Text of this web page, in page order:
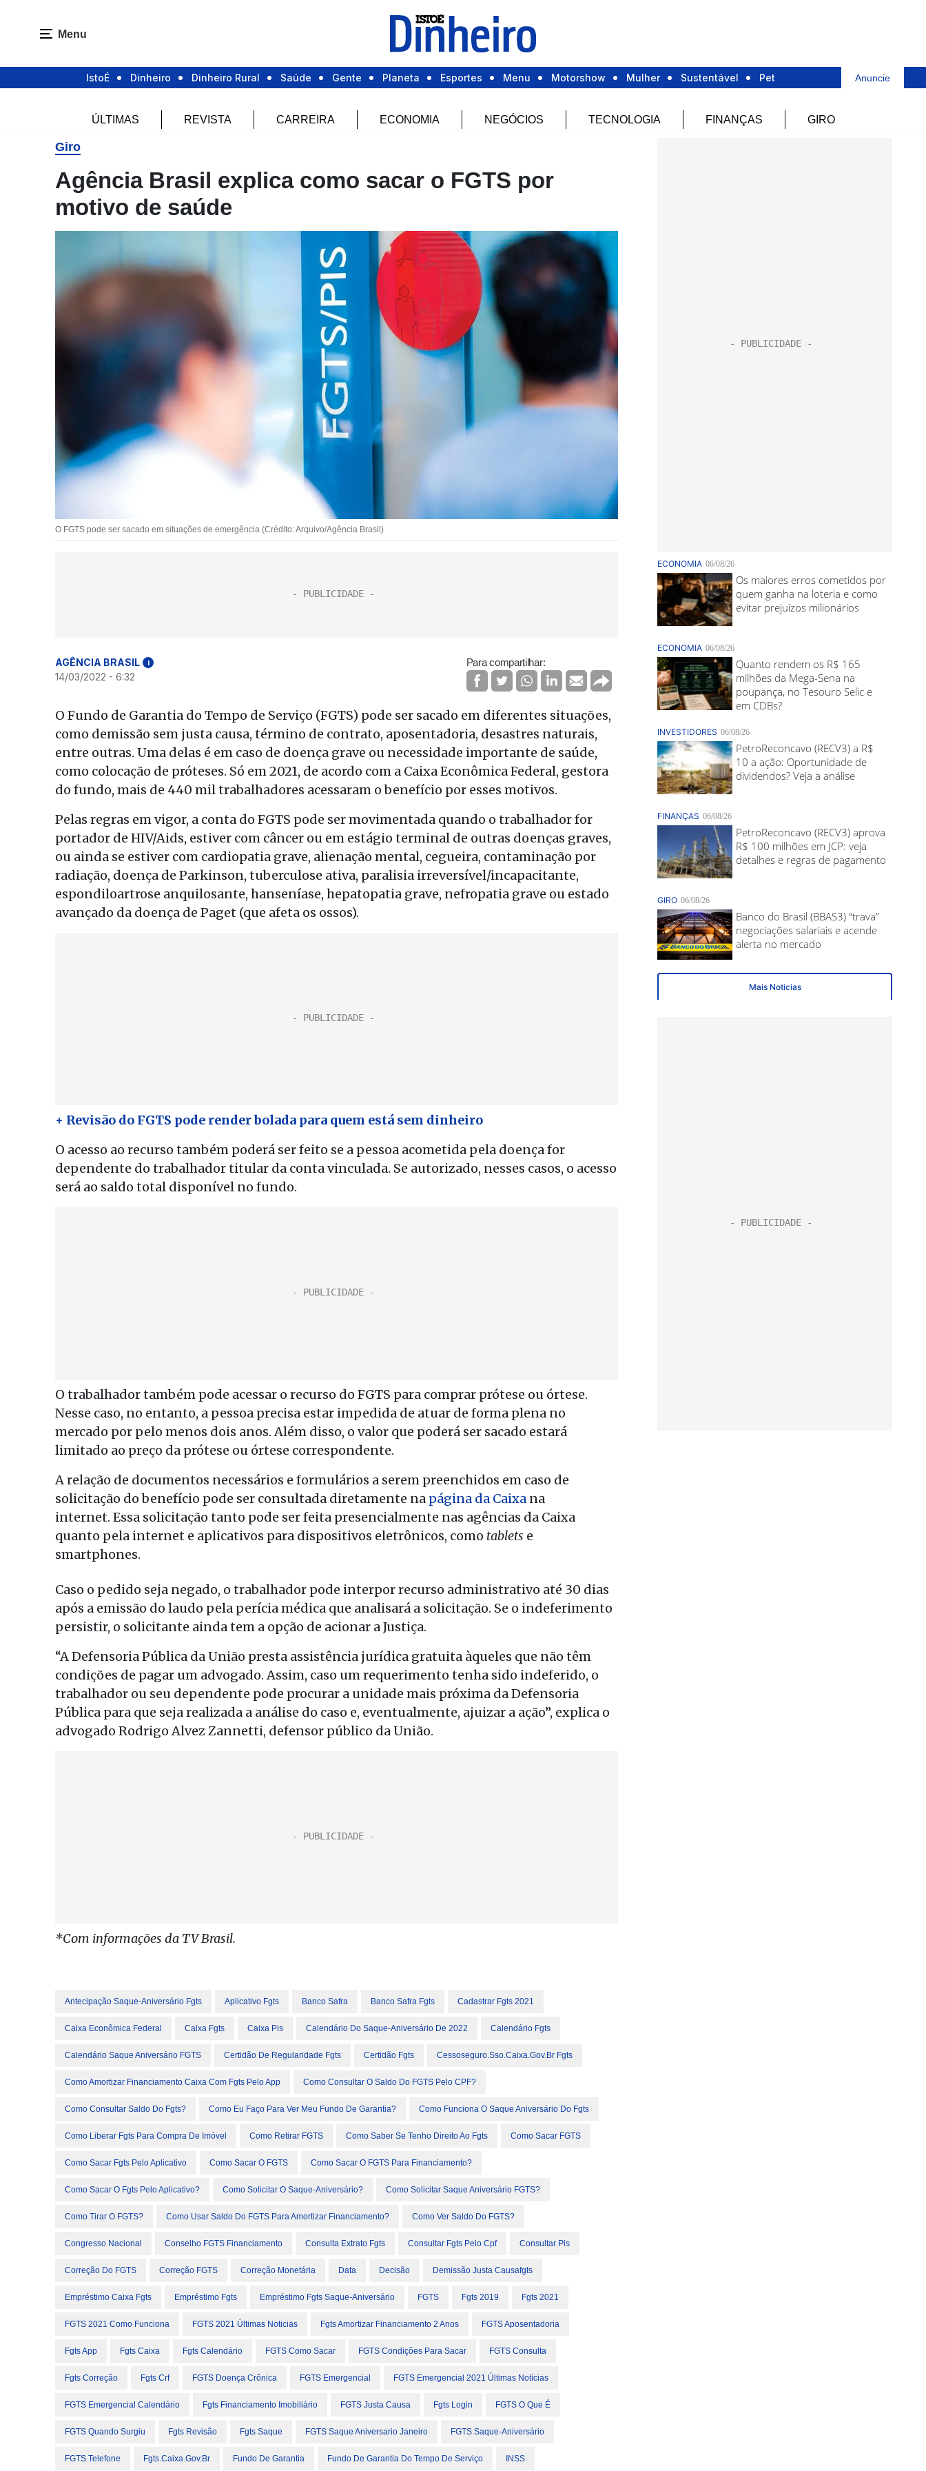
Menu
IstoÉ Dinheiro Dinheiro Rural Saúde Gente Planeta Esportes Menu Motorshow Mulher Sustentável Pet Anuncie
ÚLTIMAS REVISTA CARREIRA ECONOMIA NEGÓCIOS TECNOLOGIA FINANÇAS GIRO
Giro
Agência Brasil explica como sacar o FGTS por
motivo de saúde
O FGTS pode ser sacado em situações de emergência (Crédito: Arquivo/Agência Brasil)
AGÊNCIA BRASIL i
14/03/2022 - 6:32
Para compartilhar:
O Fundo de Garantia do Tempo de Serviço (FGTS) pode ser sacado em diferentes situações,
como demissão sem justa causa, término de contrato, aposentadoria, desastres naturais,
entre outras. Uma delas é em caso de doença grave ou necessidade importante de saúde,
como colocação de próteses. Só em 2021, de acordo com a Caixa Econômica Federal, gestora
do fundo, mais de 440 mil trabalhadores acessaram o benefício por esses motivos.
Pelas regras em vigor, a conta do FGTS pode ser movimentada quando o trabalhador for
portador de HIV/Aids, estiver com câncer ou em estágio terminal de outras doenças graves,
ou ainda se estiver com cardiopatia grave, alienação mental, cegueira, contaminação por
radiação, doença de Parkinson, tuberculose ativa, paralisia irreversível/incapacitante,
espondiloartrose anquilosante, hanseníase, hepatopatia grave, nefropatia grave ou estado
avançado da doença de Paget (que afeta os ossos).
+ Revisão do FGTS pode render bolada para quem está sem dinheiro
O acesso ao recurso também poderá ser feito se a pessoa acometida pela doença for
dependente do trabalhador titular da conta vinculada. Se autorizado, nesses casos, o acesso
será ao saldo total disponível no fundo.
O trabalhador também pode acessar o recurso do FGTS para comprar prótese ou órtese.
Nesse caso, no entanto, a pessoa precisa estar impedida de atuar de forma plena no
mercado por pelo menos dois anos. Além disso, o valor que poderá ser sacado estará
limitado ao preço da prótese ou órtese correspondente.
A relação de documentos necessários e formulários a serem preenchidos em caso de
solicitação do benefício pode ser consultada diretamente na página da Caixa na
internet. Essa solicitação tanto pode ser feita presencialmente nas agências da Caixa
quanto pela internet e aplicativos para dispositivos eletrônicos, como tablets e
smartphones.
Caso o pedido seja negado, o trabalhador pode interpor recurso administrativo até 30 dias
após a emissão do laudo pela perícia médica que analisará a solicitação. Se o indeferimento
persistir, o solicitante ainda tem a opção de acionar a Justiça.
“A Defensoria Pública da União presta assistência jurídica gratuita àqueles que não têm
condições de pagar um advogado. Assim, caso um requerimento tenha sido indeferido, o
trabalhador ou seu dependente pode procurar a unidade mais próxima da Defensoria
Pública para que seja realizada a análise do caso e, eventualmente, ajuizar a ação”, explica o
advogado Rodrigo Alvez Zannetti, defensor público da União.
*Com informações da TV Brasil.
Antecipação Saque-Aniversário Fgts Aplicativo Fgts Banco Safra Banco Safra Fgts Cadastrar Fgts 2021
Caixa Econômica Federal Caixa Fgts Caixa Pis Calendário Do Saque-Aniversário De 2022 Calendário Fgts
Calendário Saque Aniversário FGTS Certidão De Regularidade Fgts Certidão Fgts Cessoseguro.sso.caixa.gov.br Fgts
Como Amortizar Financiamento Caixa Com Fgts Pelo App Como Consultar O Saldo Do FGTS Pelo CPF?
Como Consultar Saldo Do Fgts? Como Eu Faço Para Ver Meu Fundo De Garantia? Como Funciona O Saque Aniversário Do Fgts
Como Liberar Fgts Para Compra De Imóvel Como Retirar FGTS Como Saber Se Tenho Direito Ao Fgts Como Sacar FGTS
Como Sacar Fgts Pelo Aplicativo Como Sacar O FGTS Como Sacar O FGTS Para Financiamento?
Como Sacar O Fgts Pelo Aplicativo? Como Solicitar O Saque-Aniversário? Como Solicitar Saque Aniversário FGTS?
Como Tirar O FGTS? Como Usar Saldo Do FGTS Para Amortizar Financiamento? Como Ver Saldo Do FGTS?
Congresso Nacional Conselho FGTS Financiamento Consulta Extrato Fgts Consultar Fgts Pelo Cpf Consultar Pis
Correção Do FGTS Correção FGTS Correção Monetária Data Decisão Demissão Justa Causafgts
Empréstimo Caixa Fgts Empréstimo Fgts Empréstimo Fgts Saque-Aniversário FGTS Fgts 2019 Fgts 2021
FGTS 2021 Como Funciona FGTS 2021 Últimas Noticias Fgts Amortizar Financiamento 2 Anos FGTS Aposentadoria
Fgts App Fgts Caixa Fgts Calendário FGTS Como Sacar FGTS Condições Para Sacar FGTS Consulta
Fgts Correção Fgts Crf FGTS Doença Crônica FGTS Emergencial FGTS Emergencial 2021 Últimas Notícias
FGTS Emergencial Calendário Fgts Financiamento Imobiliário FGTS Justa Causa Fgts Login FGTS O Que É
FGTS Quando Surgiu Fgts Revisão Fgts Saque FGTS Saque Aniversario Janeiro FGTS Saque-Aniversário
FGTS Telefone Fgts.caixa.gov.br Fundo De Garantia Fundo De Garantia Do Tempo De Serviço INSS